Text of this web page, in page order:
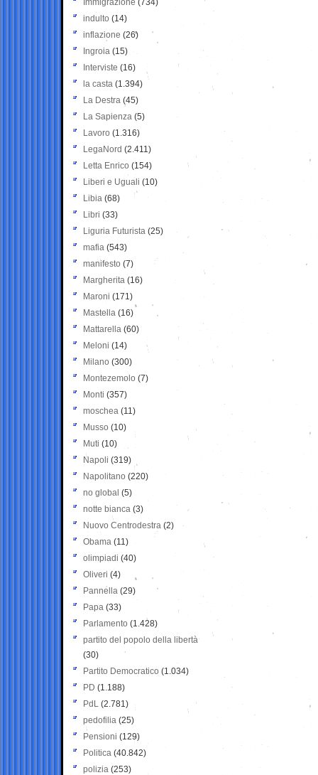
Immigrazione (734)
indulto (14)
inflazione (26)
Ingroia (15)
Interviste (16)
la casta (1.394)
La Destra (45)
La Sapienza (5)
Lavoro (1.316)
LegaNord (2.411)
Letta Enrico (154)
Liberi e Uguali (10)
Libia (68)
Libri (33)
Liguria Futurista (25)
mafia (543)
manifesto (7)
Margherita (16)
Maroni (171)
Mastella (16)
Mattarella (60)
Meloni (14)
Milano (300)
Montezemolo (7)
Monti (357)
moschea (11)
Musso (10)
Muti (10)
Napoli (319)
Napolitano (220)
no global (5)
notte bianca (3)
Nuovo Centrodestra (2)
Obama (11)
olimpiadi (40)
Oliveri (4)
Pannella (29)
Papa (33)
Parlamento (1.428)
partito del popolo della libertà
(30)
Partito Democratico (1.034)
PD (1.188)
PdL (2.781)
pedofilia (25)
Pensioni (129)
Politica (40.842)
polizia (253)